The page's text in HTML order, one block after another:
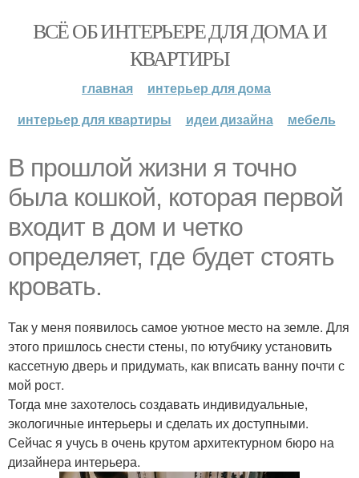
ВСЁ ОБ ИНТЕРЬЕРЕ ДЛЯ ДОМА И
КВАРТИРЫ
главная
интерьер для дома
интерьер для квартиры
идеи дизайна мебель
В прошлой жизни я точно
была кошкой, которая первой
входит в дом и четко
определяет, где будет стоять
кровать.
Так у меня появилось самое уютное место на земле. Для
этого пришлось снести стены, по ютубчику установить
кассетную дверь и придумать, как вписать ванну почти с
мой рост.
Тогда мне захотелось создавать индивидуальные,
экологичные интерьеры и сделать их доступными.
Сейчас я учусь в очень крутом архитектурном бюро на
дизайнера интерьера.